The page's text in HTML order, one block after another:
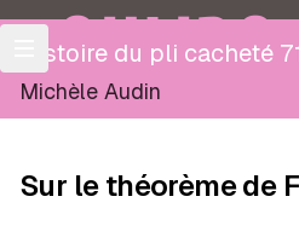
OULIPO
Histoire du pli cacheté
Michèle Audin
Sur le théorème de